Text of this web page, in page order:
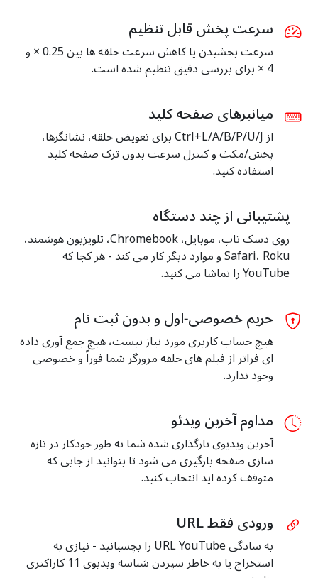
سرعت پخش قابل تنظیم
سرعت بخشیدن یا کاهش سرعت حلقه ها بین 0.25 × و
4 × برای بررسی دقیق تنظیم شده است.
میانبرهای صفحه کلید
از Ctrl+L/A/B/P/U/J برای تعویض حلقه، نشانگرها،
پخش/مکث و کنترل سرعت بدون ترک صفحه کلید
استفاده کنید.
پشتیبانی از چند دستگاه
روی دسک تاپ، موبایل، Chromebook، تلویزیون هوشمند،
Safari، Roku و موارد دیگر کار می کند - هر کجا که
YouTube را تماشا می کنید.
حریم خصوصی‑اول و بدون ثبت نام
هیچ حساب کاربری مورد نیاز نیست، هیچ جمع آوری داده
ای فراتر از فیلم های حلقه مرورگر شما فوراً و خصوصی
وجود ندارد.
مداوم آخرین ویدئو
آخرین ویدیوی بارگذاری شده شما به طور خودکار در تازه
سازی صفحه بارگیری می شود تا بتوانید از جایی که
متوقف کرده اید انتخاب کنید.
ورودی فقط URL
به سادگی URL YouTube را بچسبانید - نیازی به
استخراج یا به خاطر سپردن شناسه ویدیوی 11 کاراکتری